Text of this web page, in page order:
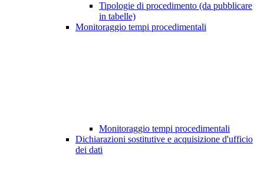
Tipologie di procedimento (da pubblicare
in tabelle)
Monitoraggio tempi procedimentali
Monitoraggio tempi procedimentali
Dichiarazioni sostitutive e acquisizione d'ufficio
dei dati